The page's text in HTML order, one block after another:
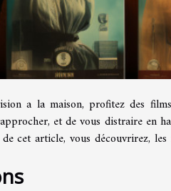
a la maison, profitez des
et de vous distraire en
cet article, vous découvrirez,